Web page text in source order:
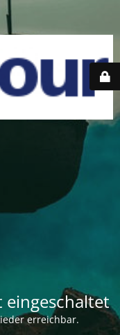
eingeschaltet
erreichbar.